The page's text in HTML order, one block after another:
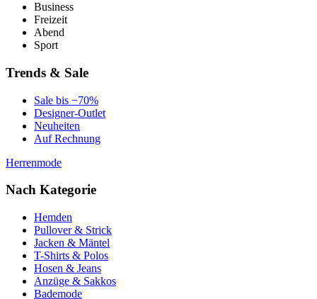
Business
Freizeit
Abend
Sport
Trends & Sale
Sale bis −70%
Designer-Outlet
Neuheiten
Auf Rechnung
Herrenmode
Nach Kategorie
Hemden
Pullover & Strick
Jacken & Mäntel
T-Shirts & Polos
Hosen & Jeans
Anzüge & Sakkos
Bademode